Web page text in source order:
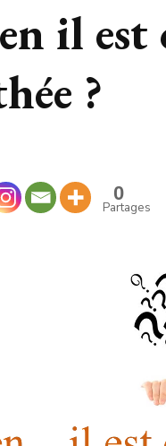
il
?
0
Partages